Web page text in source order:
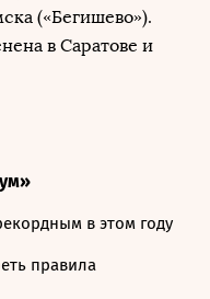
(«Бегишево»).
в Саратове и
в этом году
правила